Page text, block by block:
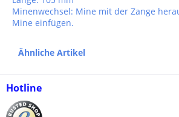
Minenwechsel: Mine mit der Zange
Mine einfügen.
Ähnliche Artikel
Hotline